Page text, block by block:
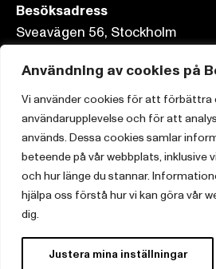
Användning av cookies på
Vi använder cookies för att förbättra
användarupplevelse och för att
används. Dessa cookies samlar
beteende på vår webbplats, inklusive
och hur länge du stannar.
hjälpa oss förstå hur vi kan göra vår
dig.
Justera mina inställningar
Besöksadress
Sveavägen 56, Stockholm
Postadress
Box 3159, 103 63 Stockholm
Om
Cookies